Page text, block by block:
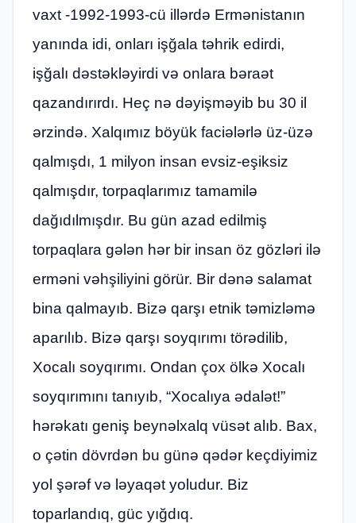
vaxt -1992-1993-cü illərdə Ermənistanın
yanında idi, onları işğala təhrik edirdi,
işğalı dəstəkləyirdi və onlara bəraət
qazandırırdı. Heç nə dəyişməyib bu 30 il
ərzində. Xalqımız böyük faciələrlə üz-üzə
qalmışdı, 1 milyon insan evsiz-eşiksiz
qalmışdır, torpaqlarımız tamamilə
dağıdılmışdır. Bu gün azad edilmiş
torpaqlara gələn hər bir insan öz gözləri ilə
erməni vəhşiliyini görür. Bir dənə salamat
bina qalmayıb. Bizə qarşı etnik təmizləmə
aparılıb. Bizə qarşı soyqırımı törədilib,
Xocalı soyqırımı. Ondan çox ölkə Xocalı
soyqırımını tanıyıb, “Xocalıya ədalət!”
hərəkatı geniş beynəlxalq vüsət alıb. Bax,
o çətin dövrdən bu günə qədər keçdiyimiz
yol şərəf və ləyaqət yoludur. Biz
toparlandıq, güc yığdıq.